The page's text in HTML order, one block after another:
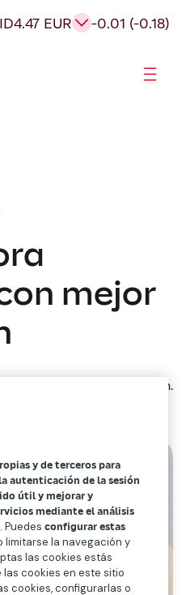
4.47 EUR -0.01 (-0.18)
mejor
min.
y de terceros para
autenticación de la sesión
útil y mejorar y
mediante el análisis
. Puedesconfigurar estas
limitarse la navegación y
las cookies estás
cookies en este sitio
cookies, configurarlas o